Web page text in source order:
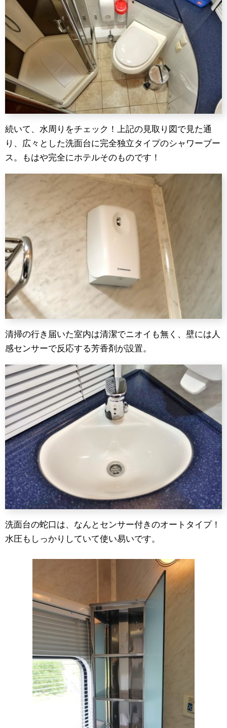
続いて、水周りをチェック！上記の見取り図で見た通
り、広々とした洗面台に完全独立タイプのシャワーブー
ス。もはや完全にホテルそのものです！
清掃の行き届いた室内は清潔でニオイも無く、壁には人
感センサーで反応する芳香剤が設置。
洗面台の蛇口は、なんとセンサー付きのオートタイプ！
水圧もしっかりしていて使い易いです。